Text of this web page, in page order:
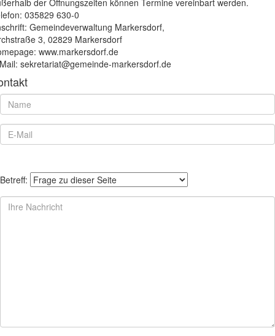
035829 630-0
Gemeindeverwaltung Markersdorf,
3, 02829 Markersdorf
www.markersdorf.de
sekretariat@gemeinde-markersdorf.de
Betreff: